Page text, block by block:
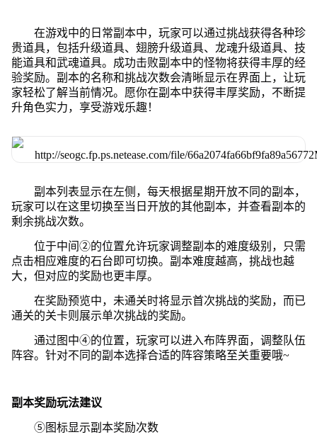
在游戏中的日常副本中，玩家可以通过挑战获得各种珍
贵道具，包括升级道具、翅膀升级道具、龙魂升级道具、技
能道具和武魂道具。成功击败副本中的怪物将获得丰厚的经
验奖励。副本的名称和挑战次数会清晰显示在界面上，让玩
家轻松了解当前情况。愿你在副本中获得丰厚奖励，不断提
升角色实力，享受游戏乐趣！
副本列表显示在左侧，每天根据星期开放不同的副本，
玩家可以在这里切换至当日开放的其他副本，并查看副本的
剩余挑战次数。
位于中间②的位置允许玩家调整副本的难度级别，只需
点击相应难度的石台即可切换。副本难度越高，挑战也越
大，但对应的奖励也更丰厚。
在奖励预览中，未通关时将显示首次挑战的奖励，而已
通关的关卡则展示单次挑战的奖励。
通过图中④的位置，玩家可以进入布阵界面，调整队伍
阵容。针对不同的副本选择合适的阵容策略至关重要哦~
副本奖励玩法建议
⑤图标显示副本奖励次数